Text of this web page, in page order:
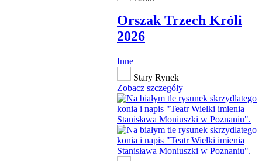
Orszak Trzech Króli
2026
Inne
Stary Rynek
Zobacz szczegóły